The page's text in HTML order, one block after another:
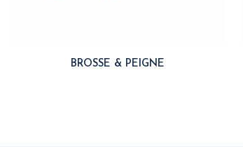
BROSSE & PEIGNE